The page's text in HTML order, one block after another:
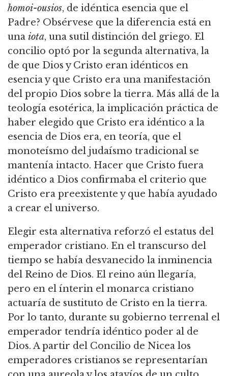
homoi-ousios, de idéntica esencia que el
Padre? Obsérvese que la diferencia está en
una iota, una sutil distinción del griego. El
concilio optó por la segunda alternativa, la
de que Dios y Cristo eran idénticos en
esencia y que Cristo era una manifestación
del propio Dios sobre la tierra. Más allá de la
teología esotérica, la implicación práctica de
haber elegido que Cristo era idéntico a la
esencia de Dios era, en teoría, que el
monoteísmo del judaísmo tradicional se
mantenía intacto. Hacer que Cristo fuera
idéntico a Dios confirmaba el criterio que
Cristo era preexistente y que había ayudado
a crear el universo.
Elegir esta alternativa reforzó el estatus del
emperador cristiano. En el transcurso del
tiempo se había desvanecido la inminencia
del Reino de Dios. El reino aún llegaría,
pero en el ínterin el monarca cristiano
actuaría de sustituto de Cristo en la tierra.
Por lo tanto, durante su gobierno terrenal el
emperador tendría idéntico poder al de
Dios. A partir del Concilio de Nicea los
emperadores cristianos se representarían